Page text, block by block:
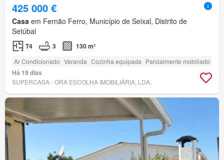
425 000 €
Casa em Fernão Ferro, Município de Seixal, Distrito de
Setúbal
T4 3 130 m²
Ar Condicionado Varanda Cozinha equipada Parcialmente mobiliado
Há 19 dias
SUPERCASA - ORA ESCOLHA IMOBILIÁRIA, LDA.